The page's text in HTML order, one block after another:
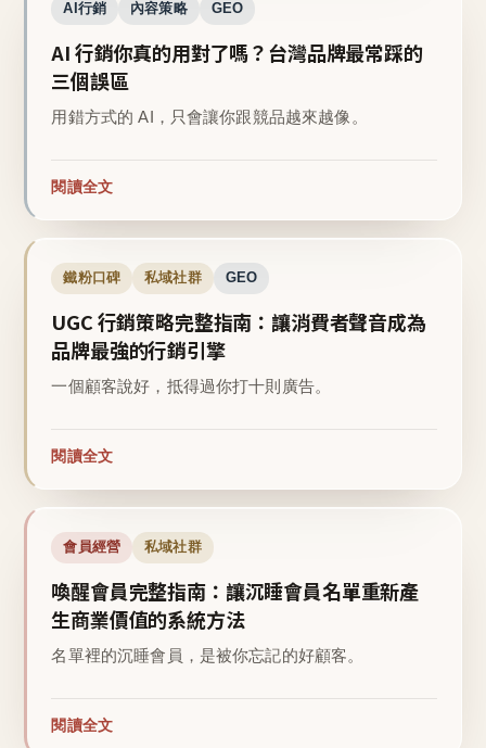
AI行銷 內容策略 GEO
AI 行銷你真的用對了嗎？台灣品牌最常踩的
三個誤區
用錯方式的 AI，只會讓你跟競品越來越像。
閱讀全文
鐵粉口碑 私域社群 GEO
UGC 行銷策略完整指南：讓消費者聲音成為
品牌最強的行銷引擎
一個顧客說好，抵得過你打十則廣告。
閱讀全文
會員經營 私域社群
喚醒會員完整指南：讓沉睡會員名單重新產
生商業價值的系統方法
名單裡的沉睡會員，是被你忘記的好顧客。
閱讀全文